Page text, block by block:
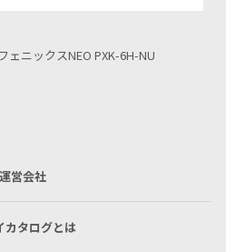
ター フェニックスNEO PXH-4H-NU
運営会社
カタログとは